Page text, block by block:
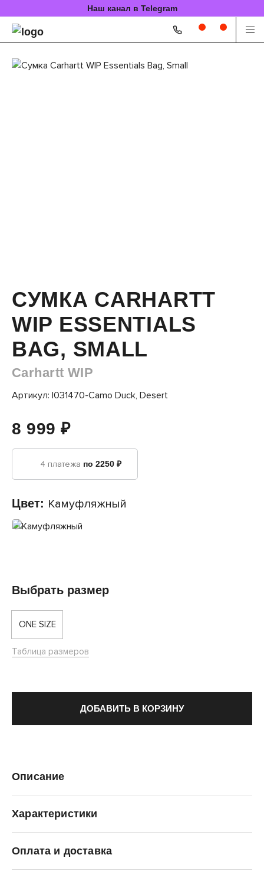
Наш канал в Telegram
СУМКА CARHARTT
WIP ESSENTIALS
BAG, SMALL
Carhartt WIP
Артикул: I031470-Camo Duck, Desert
8 999 ₽
4 платежа по 2250 ₽
Цвет: Камуфляжный
Выбрать размер
ONE SIZE
Таблица размеров
ДОБАВИТЬ В КОРЗИНУ
Описание
Характеристики
Оплата и доставка